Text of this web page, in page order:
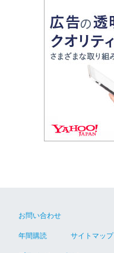
お問い合わせ
年間購読 サイトマップ